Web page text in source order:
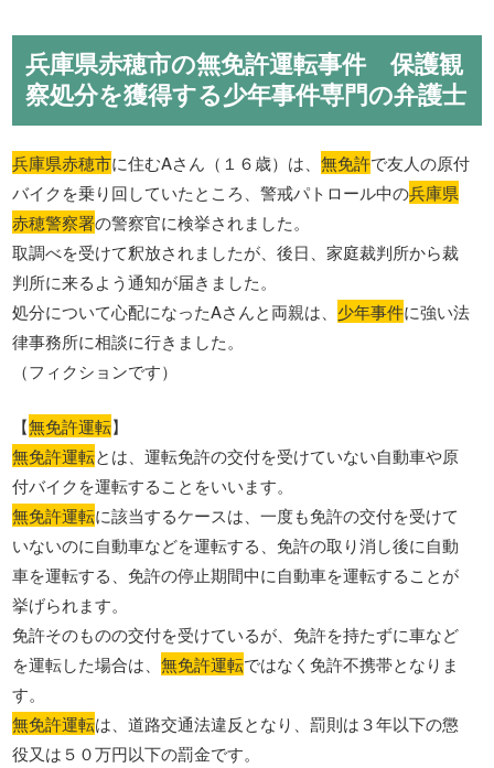
兵庫県赤穂市の無免許運転事件 保護観
察処分を獲得する少年事件専門の弁護士
兵庫県赤穂市に住むAさん（１６歳）は、無免許で友人の原付
バイクを乗り回していたところ、警戒パトロール中の兵庫県
赤穂警察署の警察官に検挙されました。
取調べを受けて釈放されましたが、後日、家庭裁判所から裁
判所に来るよう通知が届きました。
処分について心配になったAさんと両親は、 少年事件に強い法
律事務所に相談に行きました。
（フィクションです）
【無免許運転】
無免許運転とは、運転免許の交付を受けていない自動車や原
付バイクを運転することをいいます。
無免許運転に該当するケースは、一度も免許の交付を受けて
いないのに自動車などを運転する、免許の取り消し後に自動
車を運転する、免許の停止期間中に自動車を運転することが
挙げられます。
免許そのものの交付を受けているが、免許を持たずに車など
を運転した場合は、無免許運転ではなく免許不携帯となりま
す。
無免許運転は、道路交通法違反となり、罰則は３年以下の懲
役又は５０万円以下の罰金です。